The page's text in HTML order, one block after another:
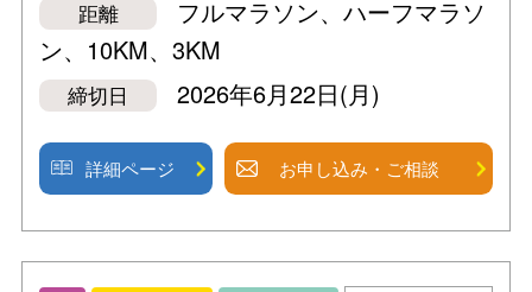
距離
フルマラソン、ハーフマラソ
ン、10KM、3KM
締切日 2026年6月22日(月)
詳細ページ お申し込み・ご相談